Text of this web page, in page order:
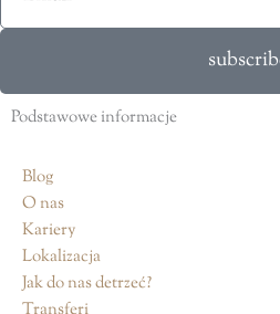
Podstawowe informacje
Blog
O nas
Kariery
Lokalizacja
Jak do nas detrzeć?